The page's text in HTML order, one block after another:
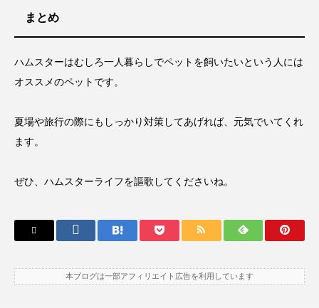
まとめ
ハムスターはむしろ一人暮らしでペットを飼いたいという人には
オススメのペットです。
夏場や旅行の際にもしっかり対策してあげれば、元気でいてくれ
ます。
ぜひ、ハムスターライフを謳歌してくださいね。
本ブログは一部アフィリエイト広告を利用しています